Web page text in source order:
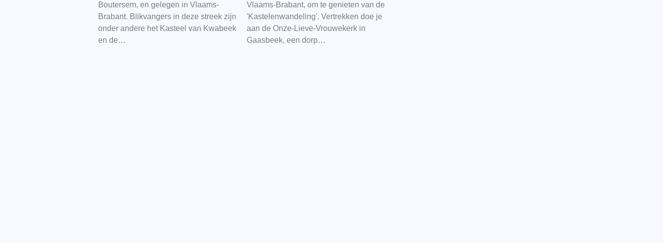
Boutersem, en gelegen in Vlaams-
Brabant. Blikvangers in deze streek zijn
onder andere het Kasteel van Kwabeek
en de…
Vlaams-Brabant, om te genieten van de
'Kastelenwandeling'. Vertrekken doe je
aan de Onze-Lieve-Vrouwekerk in
Gaasbeek, een dorp…